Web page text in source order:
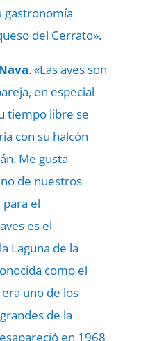
gastronomía
del Cerrato».
. «Las aves son
en especial
tiempo libre se
con su halcón
Me gusta
de nuestros
el
es el
Laguna de la
como el
uno de los
de la
en 1968